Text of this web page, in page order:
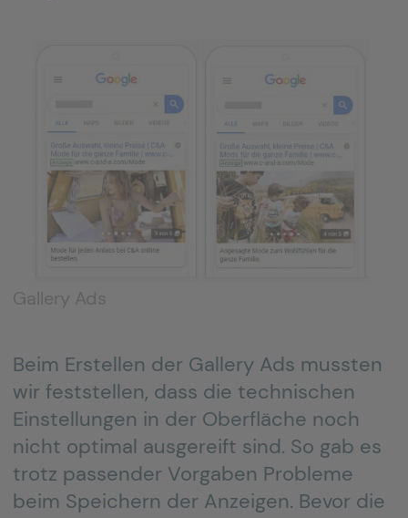
Gallery Ads
Beim Erstellen der Gallery Ads mussten
wir feststellen, dass die technischen
Einstellungen in der Oberfläche noch
nicht optimal ausgereift sind. So gab es
trotz passender Vorgaben Probleme
beim Speichern der Anzeigen. Bevor die